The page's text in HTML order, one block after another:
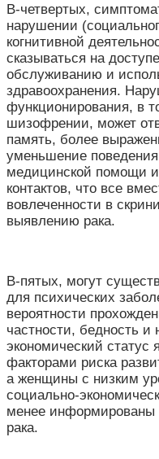
В-четвертых,
нарушении
когнитивной
сказываться на
обслуживанию и
здравоохранения.
функционирования, в
шизофрении, может
память, более
уменьшение
медицинской помощи
контактов, что все
вовлеченности в
выявлению рака.
В-пятых, могут
для психических
вероятности
частности, бедность и
экономический
факторами риска
а женщины с низким
социально-
менее информированы
рака.